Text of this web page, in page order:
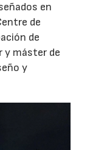
en
de
de
y máster de
y